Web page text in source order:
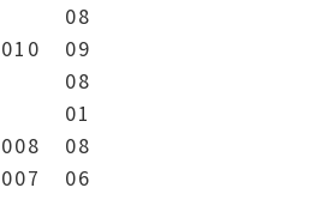
08
09
08
01
08
06